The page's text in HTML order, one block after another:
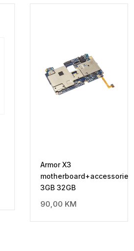
Armor X3
motherboard+accessories
3GB 32GB
90,00 KM